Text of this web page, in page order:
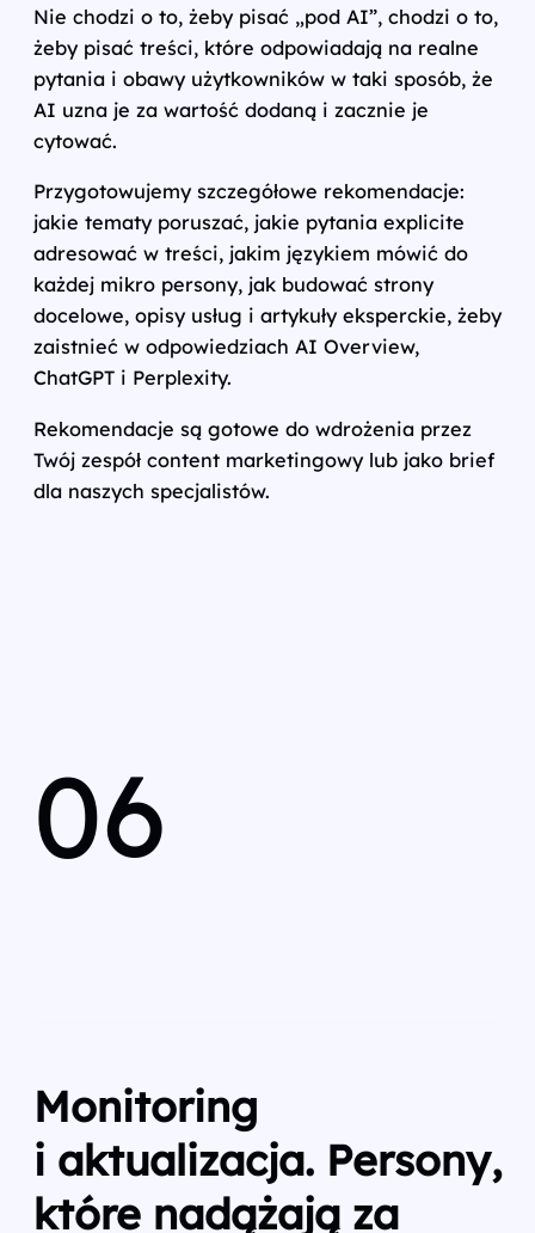
Nie chodzi o to, żeby pisać „pod AI”, chodzi o to,
żeby pisać treści, które odpowiadają na realne
pytania i obawy użytkowników w taki sposób, że
AI uzna je za wartość dodaną i zacznie je
cytować.
Przygotowujemy szczegółowe rekomendacje:
jakie tematy poruszać, jakie pytania explicite
adresować w treści, jakim językiem mówić do
każdej mikro persony, jak budować strony
docelowe, opisy usług i artykuły eksperckie, żeby
zaistnieć w odpowiedziach AI Overview,
ChatGPT i Perplexity.
Rekomendacje są gotowe do wdrożenia przez
Twój zespół content marketingowy lub jako brief
dla naszych specjalistów.
06
Monitoring
i aktualizacja. Persony,
które nadążają za